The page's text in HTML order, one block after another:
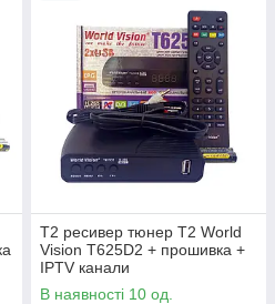
Т2 ресивер тюнер T2 World
Vision T625D2 + прошивка +
IPTV канали
В наявності 10 од.